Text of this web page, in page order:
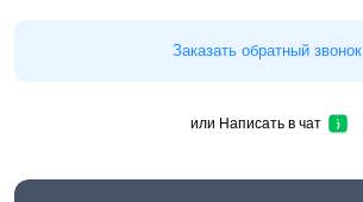
Заказать обратный звонок
или Написать в чат